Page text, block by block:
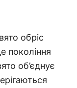
обріс
покоління
об’єднує